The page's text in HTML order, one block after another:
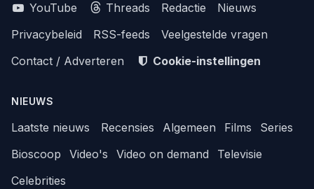
YouTube
Threads Redactie
Nieuws
Privacybeleid
RSS-feeds
Veelgestelde vragen
Contact / Adverteren
Cookie-instellingen
NIEUWS
Laatste nieuws Recensies Algemeen Films
Series
Bioscoop
Video's Video on demand
Televisie
Celebrities